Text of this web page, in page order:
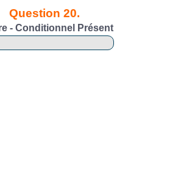
Question 20.
- Conditionnel Présent